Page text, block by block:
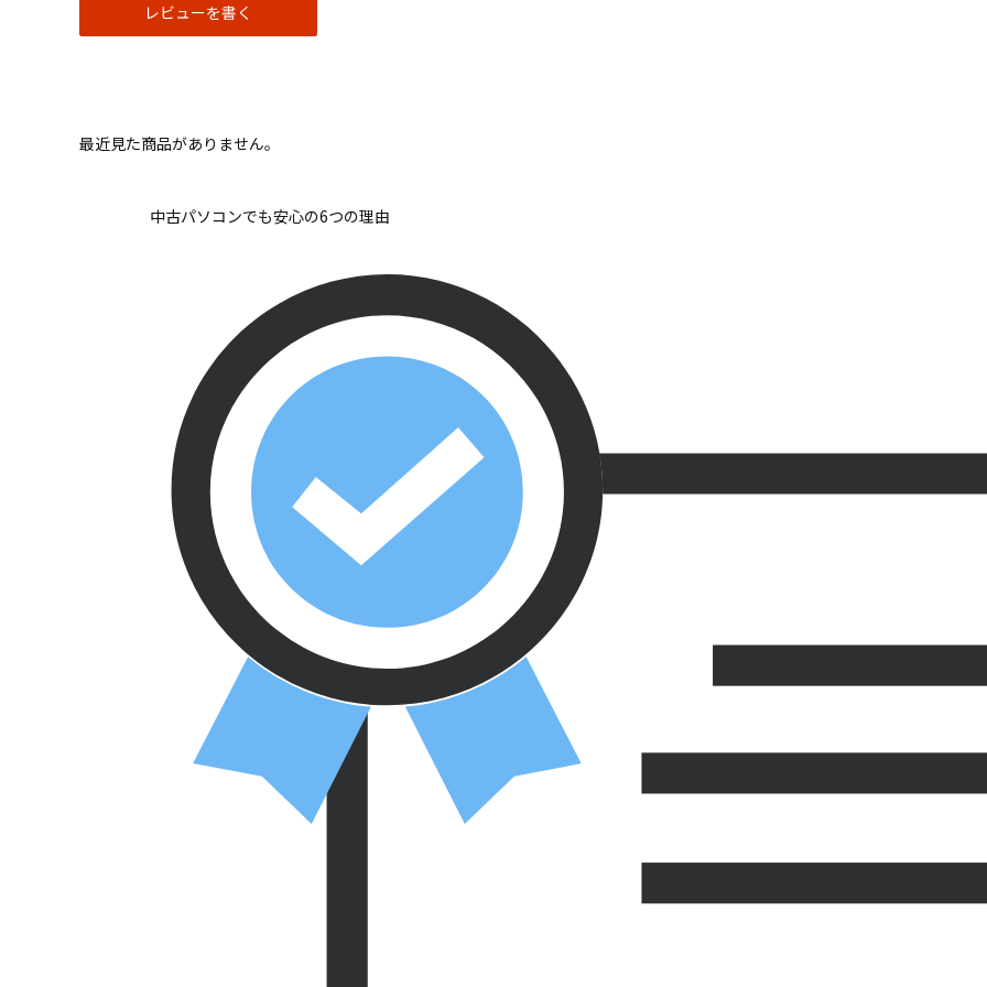
レビューを書く
最近見た商品がありません。
中古パソコンでも安心の6つの理由